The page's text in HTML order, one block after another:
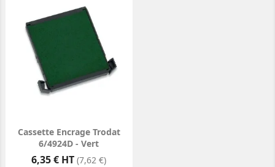
Cassette Encrage Trodat
6/4924D - Vert
Prix
6,35 € HT (7,62 €)